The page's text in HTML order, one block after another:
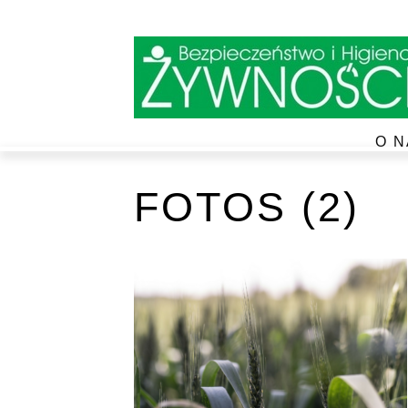
O
FOTOS (2)